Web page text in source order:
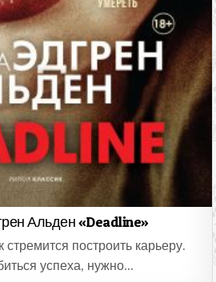
Альден «Deadline»
построить карьеру.
успеха, нужно…